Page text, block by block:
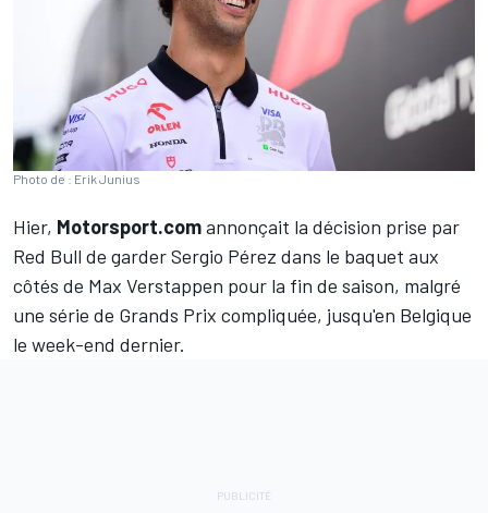
Photo de : Erik Junius
Hier, Motorsport.comannonçait la décision prise par
Red Bull de garder Sergio Pérez dans le baquet aux
côtés de Max Verstappen pour la fin de saison, malgré
une série de Grands Prix compliquée, jusqu'en Belgique
le week-end dernier.